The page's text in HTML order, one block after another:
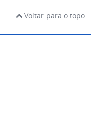
Voltar para o topo